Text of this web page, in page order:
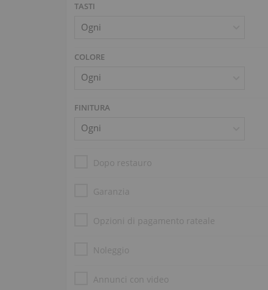
TASTI
COLORE
FINITURA
Dopo restauro
Garanzia
Opzioni di pagamento rateale
Noleggio
Annunci con video